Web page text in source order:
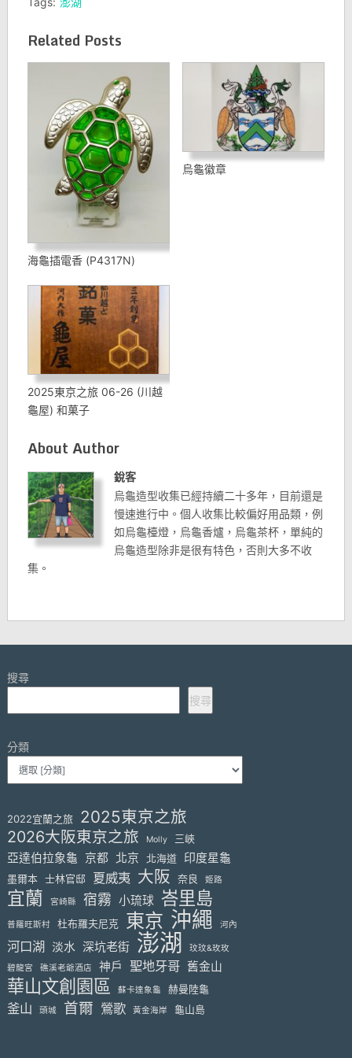
Related Posts
海龜插電香 (P4317N)
烏龜徽章
2025東京之旅 06-26 (川越
龜屋) 和菓子
About Author
銳客
烏龜造型收集已經持續二十多年，目前還是
慢速進行中。個人收集比較偏好用品類，例
如烏龜檯燈，烏龜香爐，烏龜茶杯，單純的
烏龜造型除非是很有特色，否則大多不收
集。
搜尋
搜尋
分類
2022宜蘭之旅 2025東京之旅
2026大阪東京之旅 Molly 三峽
亞達伯拉象龜 京都 北京 北海道 印度星龜
墨爾本 士林官邸 夏威夷 大阪 奈良 姬路
宜蘭 宮崎縣 宿霧 小琉球 峇里島
普羅旺斯村 杜布羅夫尼克 東京 沖繩 河內
河口湖 淡水 深坑老街 澎湖
玟玟&玫玫
碧龍宮
礁溪老爺酒店 神戶 聖地牙哥 舊金山
華山文創園區 蘇卡達象龜 赫曼陸龜
釜山 頭城 首爾 鶯歌 黃金海岸 龜山島